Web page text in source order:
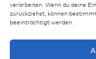
verarbeiten. Wenn du deine
zurückziehst, können
beeinträchtigt werden.
Publikationen
Referenzen
Downloads
Impressum